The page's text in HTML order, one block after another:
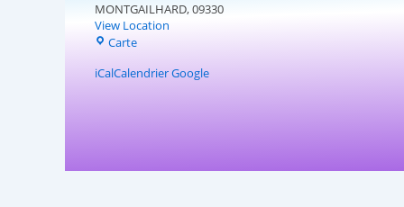
MONTGAILHARD,09330
View Location
CarteRCCFM
iCalCalendrier Google